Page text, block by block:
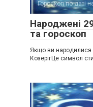
Гороскоп по даті
Народжені
та гороскоп
Якщо ви народилися
КозерігЦе символ